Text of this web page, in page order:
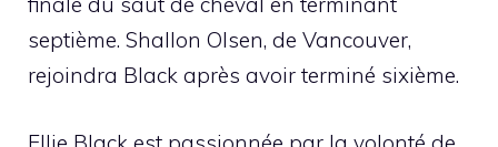
septième. Shallon Olsen, de Vancouver,
rejoindra Black après avoir terminé sixième.